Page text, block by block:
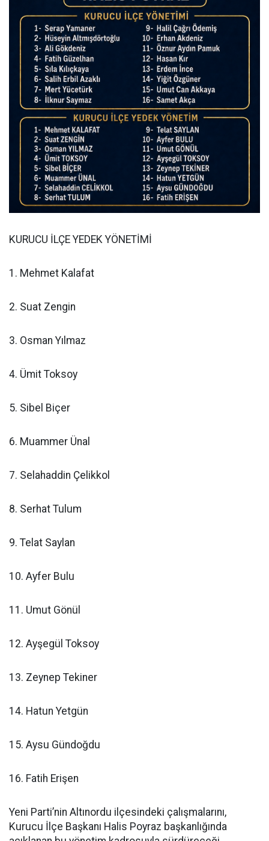
KURUCU İLÇE YEDEK YÖNETİMİ
1. Mehmet Kalafat
2. Suat Zengin
3. Osman Yılmaz
4. Ümit Toksoy
5. Sibel Biçer
6. Muammer Ünal
7. Selahaddin Çelikkol
8. Serhat Tulum
9. Telat Saylan
10. Ayfer Bulu
11. Umut Gönül
12. Ayşegül Toksoy
13. Zeynep Tekiner
14. Hatun Yetgün
15. Aysu Gündoğdu
16. Fatih Erişen
Yeni Parti’nin Altınordu ilçesindeki çalışmalarını,
Kurucu İlçe Başkanı Halis Poyraz başkanlığında